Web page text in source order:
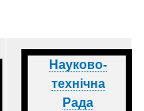
Науково-
технічна
Рада